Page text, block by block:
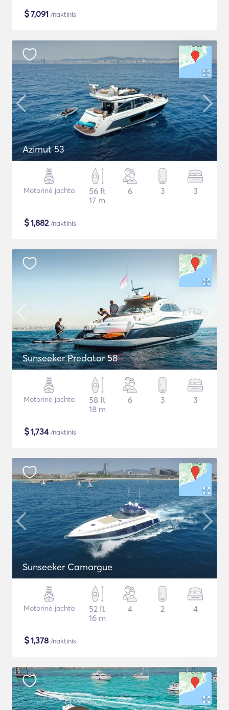
$7,091 /naktinis
Azimut 53
Motorinė jachta
56 ft
17 m
6 3 3
$1,882/naktinis
Sunseeker Predator 58
Motorinė jachta
58 ft
18 m
6 3 3
$1,734/naktinis
Sunseeker Camargue
Motorinė jachta
52 ft
16 m
4 2 4
$1,378 /naktinis